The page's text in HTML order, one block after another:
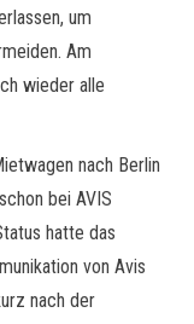
um
Am
wieder alle
nach Berlin
bei AVIS
hatte das
von Avis
nach der